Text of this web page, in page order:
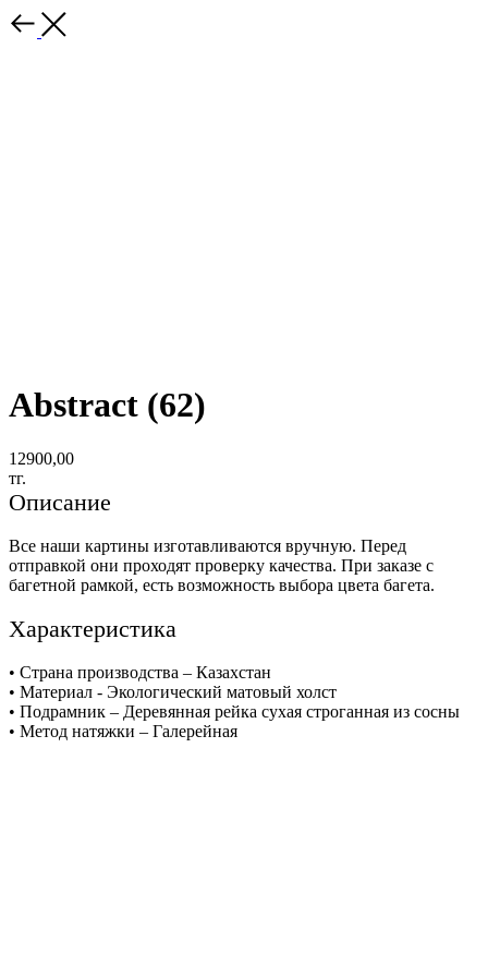
Abstract (62)
12900,00
тг.
Описание
Все наши картины изготавливаются вручную. Перед
отправкой они проходят проверку качества. При заказе с
багетной рамкой, есть возможность выбора цвета багета.
Характеристика
• Страна производства – Казахстан
• Материал - Экологический матовый холст
• Подрамник – Деревянная рейка сухая строганная из сосны
• Метод натяжки – Галерейная